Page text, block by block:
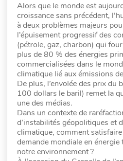
Alors que le monde est
croissance sans précédent,
à deux problèmes majeurs
l’épuisement progressif des
(pétrole, gaz, charbon) qui
plus de 80 % des énergies
commercialisées dans le
climatique lié aux émissions
De plus, l’envolée des prix du
100 dollars le baril) remet la
une des médias.
Dans un contexte de
d’instabilités géopolitiques et
climatique, comment
demande mondiale en
notre environnement ?